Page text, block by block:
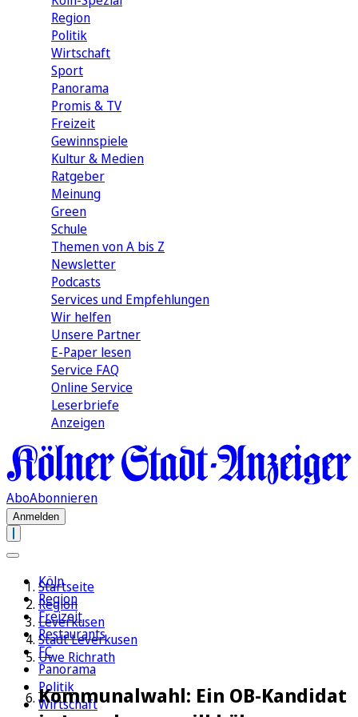
Region
Politik
Wirtschaft
Sport
Panorama
Promis & TV
Freizeit
Gewinnspiele
Kultur & Medien
Ratgeber
Meinung
Green
Schule
Themen von A bis Z
Newsletter
Podcasts
Services und Empfehlungen
Wir helfen
Unsere Partner
E-Paper lesen
Service FAQ
Online Service
Leserbriefe
Anzeigen
AboAbonnieren
Anmelden
Köln
Region
Freizeit
Restaurants
FC
Panorama
Politik
Wirtschaft
Startseite
Region
Leverkusen
Stadt Leverkusen
Uwe Richrath
Kommunalwahl: Ein OB-Kandidat